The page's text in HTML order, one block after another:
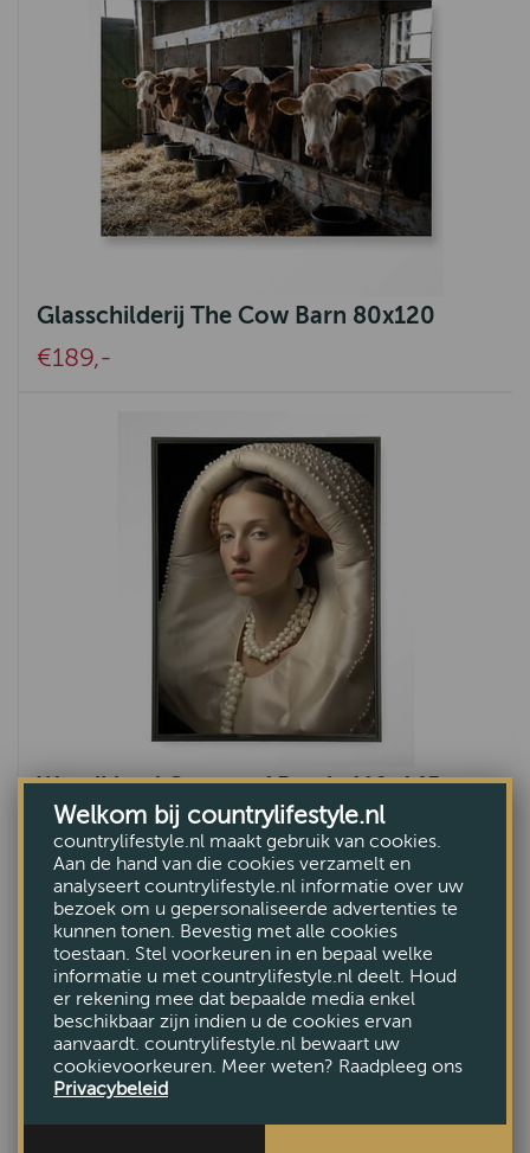
Glasschilderij The Cow Barn 80x120
€189,-
Wandkleed Queen of Pearls 110x145 cm
€279,-
Welkom bij countrylifestyle.nl
countrylifestyle.nl maakt gebruik van cookies.
Aan de hand van die cookies verzamelt en
analyseert countrylifestyle.nl informatie over uw
bezoek om u gepersonaliseerde advertenties te
kunnen tonen. Bevestig met alle cookies
toestaan. Stel voorkeuren in en bepaal welke
informatie u met countrylifestyle.nl deelt. Houd
er rekening mee dat bepaalde media enkel
beschikbaar zijn indien u de cookies ervan
aanvaardt. countrylifestyle.nl bewaart uw
cookievoorkeuren. Meer weten? Raadpleeg ons
Privacybeleid